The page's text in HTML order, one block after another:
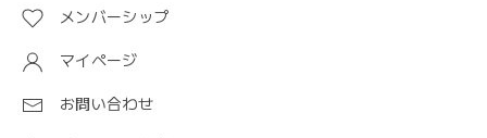
メンバーシップ
マイページ
お問い合わせ